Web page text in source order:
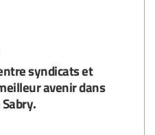
syndicats et
avenir dans